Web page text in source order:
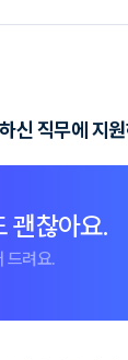
신 직무에 지
괜찮아요.
드려요.